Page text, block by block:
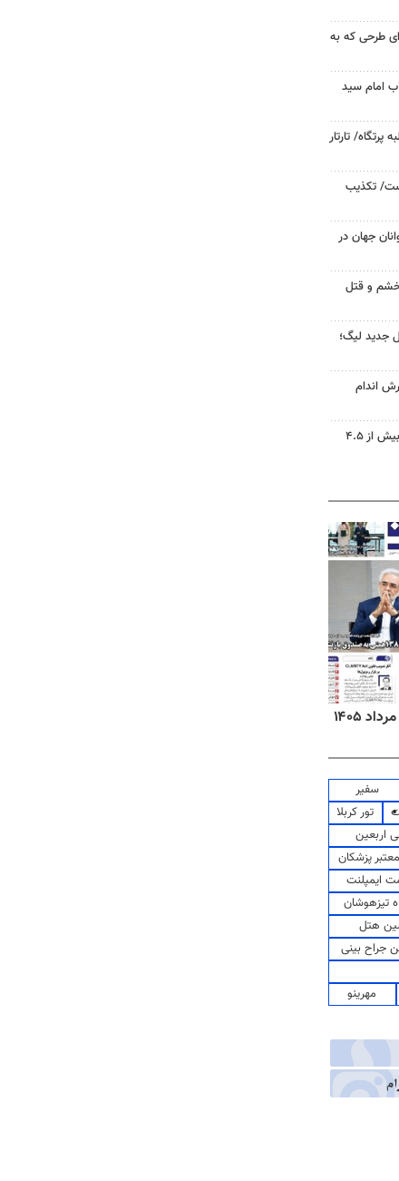
طرحی که به
امام سید
تارتار
تکذیب
جهان در
خشم و قتل
جدید لیگ؛
اندام
دریاچه ارومیه جان گرفت؛ ورود بیش از ۴.۵
سفیر
تور کربلا
اربعین
پزشکان
ایمپلنت
تیزهوشان
هتل
جراح بینی
مهرینو